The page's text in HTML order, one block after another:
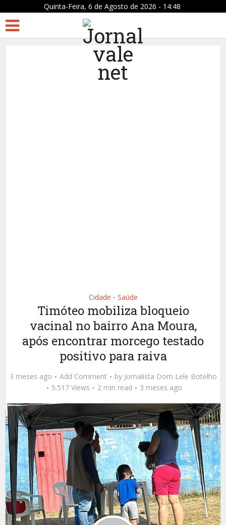
Quinta-Feira, 6 de Agosto de 2026 - 14:48
Cidade • Saúde
Timóteo mobiliza bloqueio
vacinal no bairro Ana Moura,
após encontrar morcego testado
positivo para raiva
3 meses ago Add Comment by Jornalista Dom Lele Botelho
5.517 Views
2 min read 3 meses ago